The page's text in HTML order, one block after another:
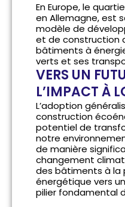
En Europe, le
en Allemagne, est
modèle de
et de construction
bâtiments à
verts et ses
VERS UN
L’IMPACT À
L’adoption
construction
potentiel de
notre
de manière
changement
des bâtiments à la
énergétique vers
pilier fondamental